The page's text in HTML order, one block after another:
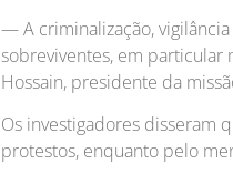
— A criminalização,
sobreviventes, em
Hossain, presidente da
Os investigadores disseram
protestos, enquanto pelo